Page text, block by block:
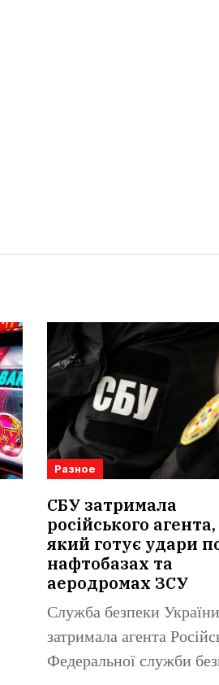
Разное
СБУ затримала
російського агента,
який готує удари
нафтобазах та
аеродромах ЗСУ
Служба безпеки України
затримала агента
Федеральної служби